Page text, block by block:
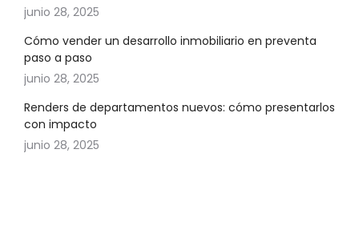
junio 28, 2025
Cómo vender un desarrollo inmobiliario en preventa
paso a paso
junio 28, 2025
Renders de departamentos nuevos: cómo presentarlos
con impacto
junio 28, 2025